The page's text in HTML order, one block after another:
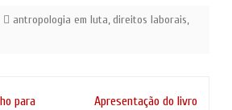
antropologia em luta,direitos laborais,
para
Apresentação do livro